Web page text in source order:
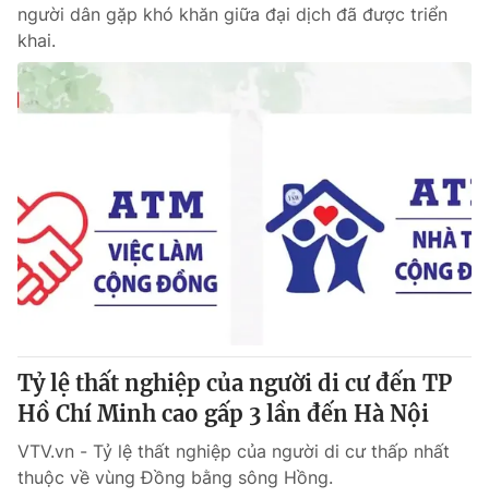
người dân gặp khó khăn giữa đại dịch đã được triển
khai.
Tỷ lệ thất nghiệp của người di cư đến TP
Hồ Chí Minh cao gấp 3 lần đến Hà Nội
VTV.vn - Tỷ lệ thất nghiệp của người di cư thấp nhất
thuộc về vùng Đồng bằng sông Hồng.